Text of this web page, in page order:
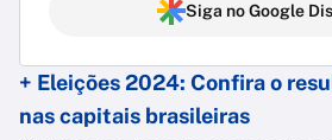
Siga no Google
+ Eleições 2024: Confira o
nas capitais brasileiras